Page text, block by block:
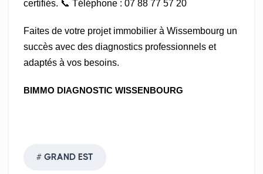
certifiés. 📞 Téléphone : 07 88 77 57 20
Faites de votre projet immobilier à Wissembourg un
succès avec des diagnostics professionnels et
adaptés à vos besoins.
BIMMO DIAGNOSTIC WISSENBOURG
GRAND EST